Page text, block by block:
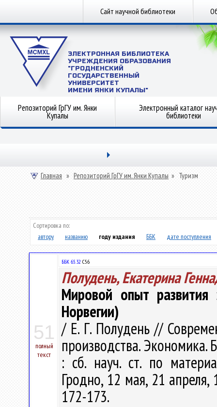
Сайт научной библиотеки
ЭЛЕКТРОННАЯ БИБЛИОТЕКА
УЧРЕЖДЕНИЯ ОБРАЗОВАНИЯ
"ГРОДНЕНСКИЙ
ГОСУДАРСТВЕННЫЙ
УНИВЕРСИТЕТ
ИМЕНИ ЯНКИ КУПАЛЫ"
Репозиторий ГрГУ им. Янки
Купалы
Электронный каталог
библиотеки
Главная » Репозиторий ГрГУ им. Янки Купалы » Туризм
Сортировка по:
автору
названию году издания ББК дате поступления
51
полный
текст
ББК 65.32 С56
Полудень, Екатерина
Мировой опыт развития
Норвегии)
/ Е. Г. Полудень //
производства. Экономика.
: сб. науч. ст. по
Гродно, 12 мая, 21
172-173.